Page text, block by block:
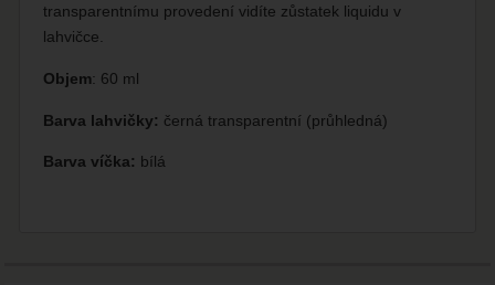
transparentnímu provedení vidíte zůstatek liquidu v
lahvičce.
Objem: 60 ml
Barva lahvičky: černá transparentní (průhledná)
Barva víčka: bílá